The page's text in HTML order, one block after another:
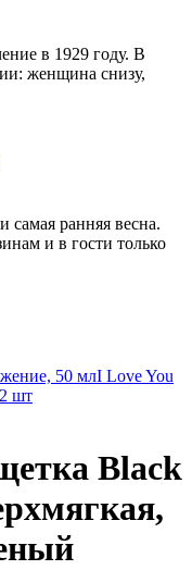
в 1929 году. В
женщина снизу,
самая ранняя весна.
и в гости только
50 млI Love You
шт
Black